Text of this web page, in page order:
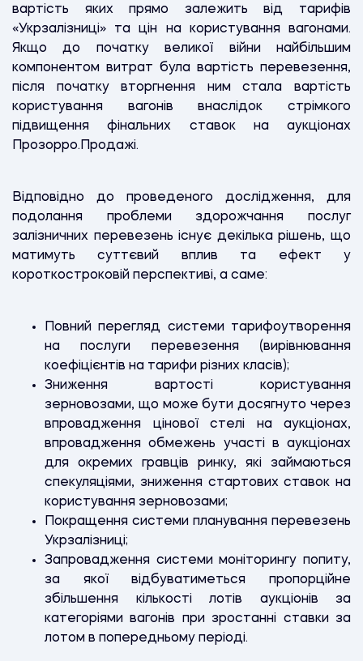
вартість яких прямо залежить від тарифів
«Укрзалізниці» та цін на користування вагонами.
Якщо до початку великої війни найбільшим
компонентом витрат була вартість перевезення,
після початку вторгнення ним стала вартість
користування вагонів внаслідок стрімкого
підвищення фінальних ставок на аукціонах
Прозорро.Продажі.
Відповідно до проведеного дослідження, для
подолання проблеми здорожчання послуг
залізничних перевезень існує декілька рішень, що
матимуть суттєвий вплив та ефект у
короткостроковій перспективі, а саме:
Повний перегляд системи тарифоутворення
на послуги перевезення (вирівнювання
коефіцієнтів на тарифи різних класів);
Зниження вартості користування
зерновозами, що може бути досягнуто через
впровадження цінової стелі на аукціонах,
впровадження обмежень участі в аукціонах
для окремих гравців ринку, які займаються
спекуляціями, зниження стартових ставок на
користування зерновозами;
Покращення системи планування перевезень
Укрзалізниці;
Запровадження системи моніторингу попиту,
за якої відбуватиметься пропорційне
збільшення кількості лотів аукціонів за
категоріями вагонів при зростанні ставки за
лотом в попередньому періоді.